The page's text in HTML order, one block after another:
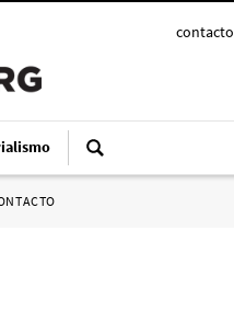
contacto